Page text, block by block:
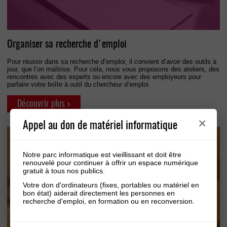
Organiser sa recherche d'emploi
Pour réussir dans sa recherche d’emploi, il convient d’avoir des outils à
jour, que l’on maîtrise. Pour cela, nous vous proposons des ateliers, des
rencontres avec des experts ou encore avec des employeurs pour
parfaire votre boîte à outil du chercheur d’emploi.
Découvrir plus >
×
Appel au don de matériel informatique
Notre parc informatique est vieillissant et doit être
renouvelé pour continuer à offrir un espace numérique
gratuit à tous nos publics.
Votre don d'ordinateurs (fixes, portables ou matériel en
bon état) aiderait directement les personnes en
recherche d'emploi, en formation ou en reconversion.